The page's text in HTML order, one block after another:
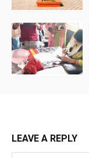
LEAVE A REPLY